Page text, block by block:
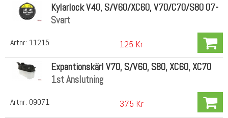
Artnr: 11215
Kylarlock V40, S/V60/XC60, V70/C70/S80 07-
Svart
125 Kr
Artnr: 09071
Expantionskärl V70, S/V60, S80, XC60, XC70
1st Anslutning
375 Kr